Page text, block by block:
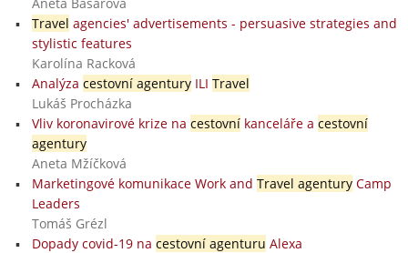
Travel agencies' advertisements - persuasive strategies and
stylistic features
Karolína Racková
Analýza cestovní agenturyILI Travel
Lukáš Procházka
Vliv koronavirové krize na cestovníkanceláře a cestovní
agentury
Aneta Mžíčková
Marketingové komunikace Work and Travel agenturyCamp
Leaders
Tomáš Grézl
Dopady covid-19 na cestovní agenturu Alexa